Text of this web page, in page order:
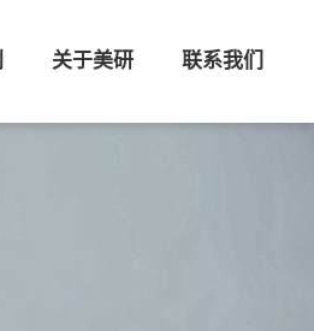
关于美研 联系我们